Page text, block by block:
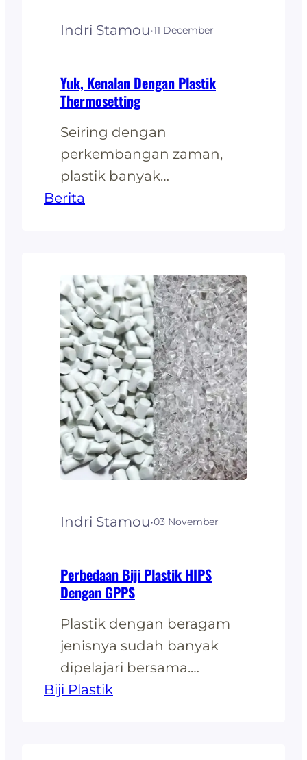
Indri Stamou·11 December
Yuk, Kenalan Dengan Plastik
Thermosetting
Seiring dengan
perkembangan zaman,
plastik banyak
memberikan keuntungan
kebutuhan manusia.
Beberapa benda yang
awalnya terbuat dari kayu,
kaca, dan bahan lainnya
digantikan dengan bahan
plastik. Semakin banyak
peminat plastik dengan
berbagai jenis dan model
sertu memberikan
berbagai keunggulan,
target pasar yang
Berita
Indri Stamou·03 November
Perbedaan Biji Plastik HIPS
Dengan GPPS
Plastik dengan beragam
jenisnya sudah banyak
dipelajari bersama.
Tahukah anda dengan
Biji Plastik